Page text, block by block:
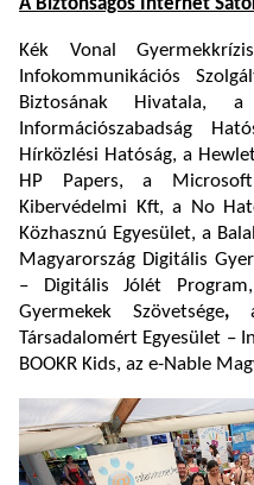
Kék Vonal
Infokommunikációs
Biztosának Hivatala,
Információszabadság
Hírközlési Hatóság, a
HP Papers, a
Kibervédelmi Kft, a No
Közhasznú Egyesület, a
Magyarország Digitális
– Digitális Jólét
Gyermekek Szövetsége,
Társadalomért Egyesület –
BOOKR Kids, az e-Nable